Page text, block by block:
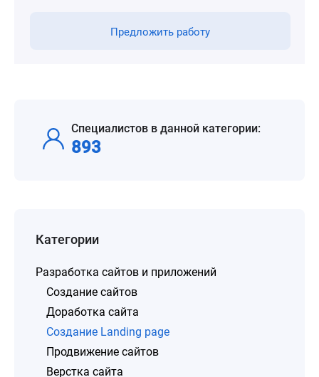
Предложить работу
Специалистов в данной категории:
893
Категории
Разработка сайтов и приложений
Создание сайтов
Доработка сайта
Создание Landing page
Продвижение сайтов
Верстка сайта